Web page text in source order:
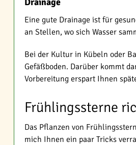
Eine gute Drainage ist für
an Stellen, wo sich Wasser
Bei der Kultur in Kübeln oder
Gefäßboden. Darüber kommt
Vorbereitung erspart Ihnen
Frühlingssterne
Das Pflanzen von
mich Ihnen ein paar Tricks